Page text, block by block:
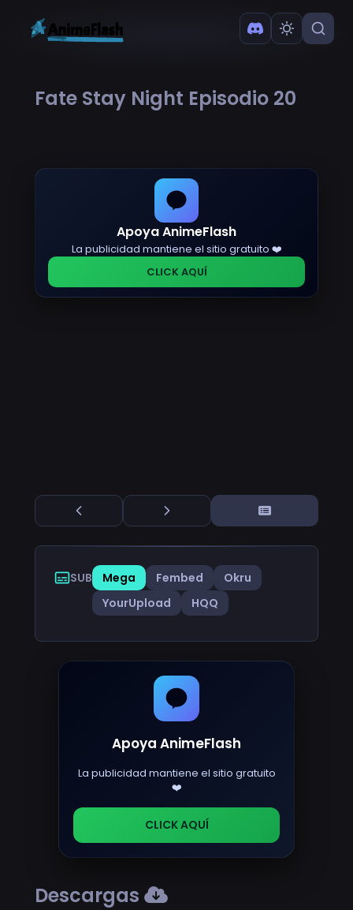
Fate Stay Night Episodio 20
Apoya AnimeFlash
La publicidad mantiene el sitio gratuito ❤️
CLICK AQUÍ
SUB Mega Fembed
Okru
YourUpload
HQQ
Apoya AnimeFlash
La publicidad mantiene el sitio gratuito
❤️
CLICK AQUÍ
Descargas